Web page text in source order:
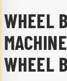
WHEEL
WHEEL